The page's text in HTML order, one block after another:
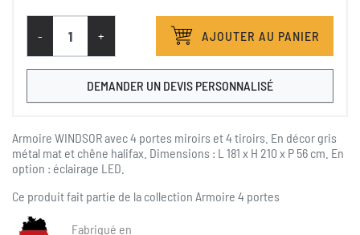
- + AJOUTER AU PANIER
DEMANDER UN DEVIS PERSONNALISÉ
Armoire WINDSOR avec 4 portes miroirs et 4 tiroirs. En décor gris
métal mat et chêne halifax. Dimensions : L 181 x H 210 x P 56 cm. En
option : éclairage LED.
Ce produit fait partie de la collection Armoire 4 portes
Fabriqué en